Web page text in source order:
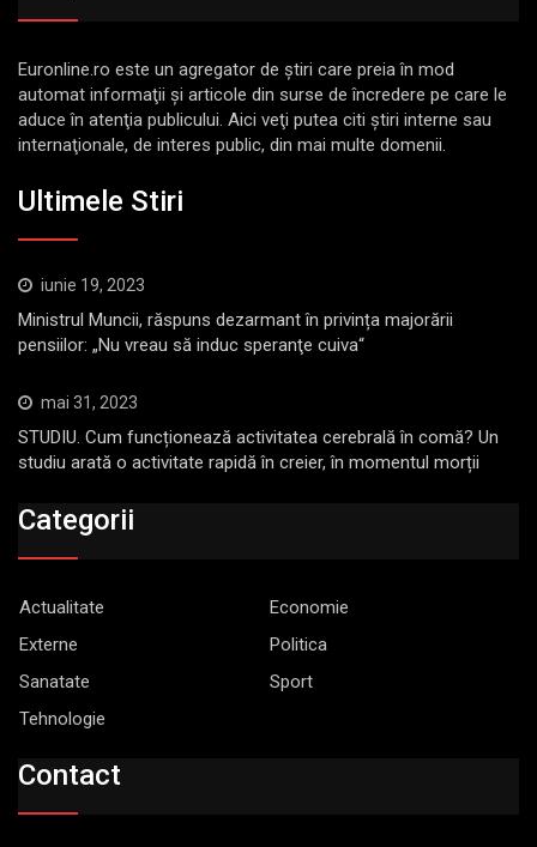
Euronline.ro este un agregator de ştiri care preia în mod
automat informaţii şi articole din surse de încredere pe care le
aduce în atenţia publicului. Aici veţi putea citi ştiri interne sau
internaţionale, de interes public, din mai multe domenii.
Ultimele Stiri
iunie 19, 2023
Ministrul Muncii, răspuns dezarmant în privința majorării
pensiilor: „Nu vreau să induc speranţe cuiva“
mai 31, 2023
STUDIU. Cum funcționează activitatea cerebrală în comă? Un
studiu arată o activitate rapidă în creier, în momentul morții
Categorii
Actualitate
Economie
Externe
Politica
Sanatate
Sport
Tehnologie
Contact